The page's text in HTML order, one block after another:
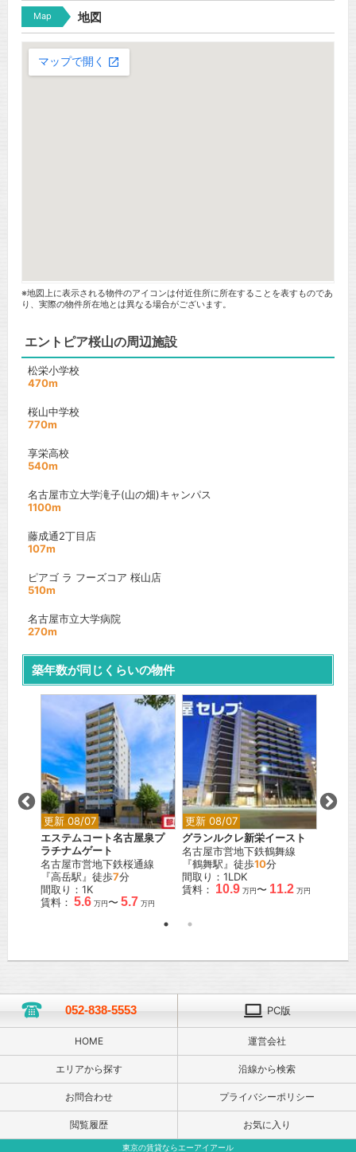
Map 地図
※地図上に表示される物件のアイコンは付近住所に所在することを表すものであ
り、実際の物件所在地とは異なる場合がございます。
エントピア桜山の周辺施設
松栄小学校
470m
桜山中学校
770m
享栄高校
540m
名古屋市立大学滝子(山の畑)キャンパス
1100m
藤成通2丁目店
107m
ピアゴ ラ フーズコア 桜山店
510m
名古屋市立大学病院
270m
築年数が同じくらいの物件
更新 08/07
エステムコート名古屋泉プ
ラチナムゲート
名古屋市営地下鉄桜通線
『高岳駅』徒歩7分
間取り：1K
賃料： 5.6 万円〜 5.7 万円
更新 08/07
グランルクレ新栄イースト
名古屋市営地下鉄鶴舞線
『鶴舞駅』徒歩10分
間取り：1LDK
賃料： 10.9 万円〜 11.2 万円
更新
052-838-5553 PC版
HOME 運営会社
エリアから探す 沿線から検索
お問合わせ プライバシーポリシー
閲覧履歴 お気に入り
東京の賃貸ならエーアイアール